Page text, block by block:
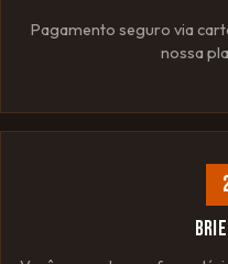
Pagamento seguro via
nossa